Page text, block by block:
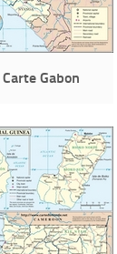
Carte Gabon